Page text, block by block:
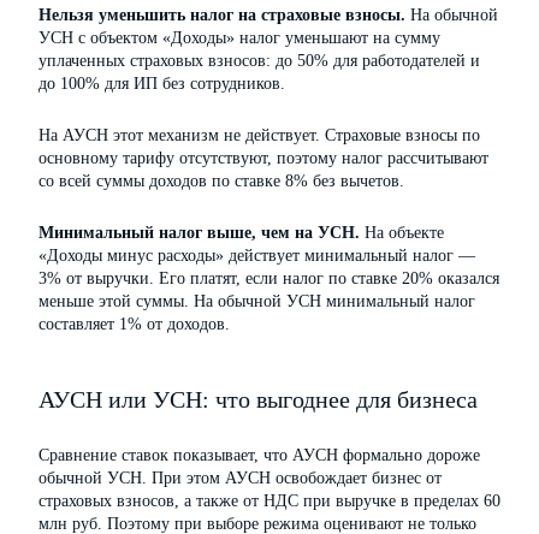
Нельзя уменьшить налог на страховые взносы. На обычной
УСН с объектом «Доходы» налог уменьшают на сумму
уплаченных страховых взносов: до 50% для работодателей и
до 100% для ИП без сотрудников.
На АУСН этот механизм не действует. Страховые взносы по
основному тарифу отсутствуют, поэтому налог рассчитывают
со всей суммы доходов по ставке 8% без вычетов.
Минимальный налог выше, чем на УСН. На объекте
«Доходы минус расходы» действует минимальный налог —
3% от выручки. Его платят, если налог по ставке 20% оказался
меньше этой суммы. На обычной УСН минимальный налог
составляет 1% от доходов.
АУСН или УСН: что выгоднее для бизнеса
Сравнение ставок показывает, что АУСН формально дороже
обычной УСН. При этом АУСН освобождает бизнес от
страховых взносов, а также от НДС при выручке в пределах 60
млн руб. Поэтому при выборе режима оценивают не только